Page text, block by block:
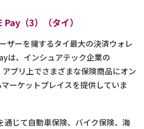
（3）（タイ）
ザーを擁するタイ最大の決済ウォレ
は、インシュアテック企業の
プリ上でさまざまな保険商品にオン
ーケットプレイスを提供していま
通じて自動車保険、バイク保険、海